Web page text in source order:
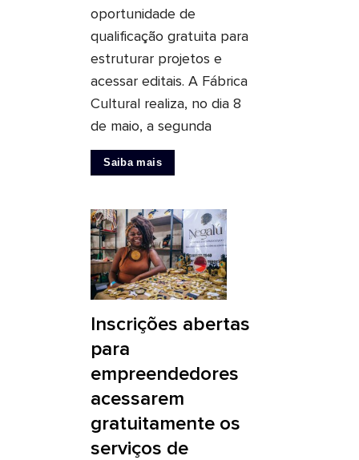
oportunidade de
qualificação gratuita para
estruturar projetos e
acessar editais. A Fábrica
Cultural realiza, no dia 8
de maio, a segunda
Saiba mais
Inscrições abertas
para
empreendedores
acessarem
gratuitamente os
serviços de